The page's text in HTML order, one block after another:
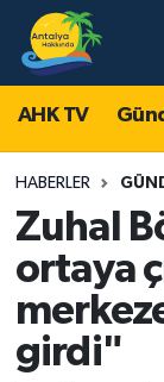
AHK TV
HABERLER
Zuhal
ortaya
girdi"
AHK TV
Gündem
Asayiş
Turizm
Yaşam
Antalya
Antalya
Antalya
Antalya
Süper Lig